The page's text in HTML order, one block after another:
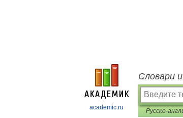
academic.ru
Словари